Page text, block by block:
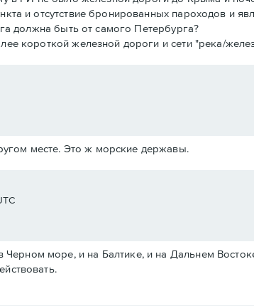
и отсутствие бронированных пароходов и
должна быть от самого Петербурга?
короткой железной дороги и сети "река/
месте. Это ж морские державы.
Черном море, и на Балтике, и на Дальнем